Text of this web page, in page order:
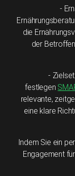
-
die
der
-
festlegen
relevante,
eine klare
Indem Sie ein
Engagement